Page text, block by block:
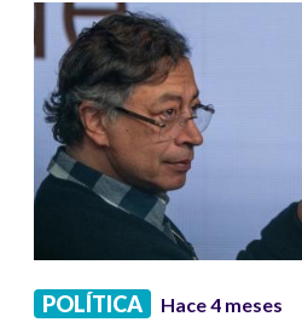
POLÍTICA Hace 4 meses